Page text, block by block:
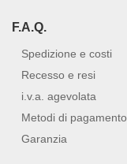
F.A.Q.
Spedizione e costi
Recesso e resi
i.v.a. agevolata
Metodi di pagamento
Garanzia